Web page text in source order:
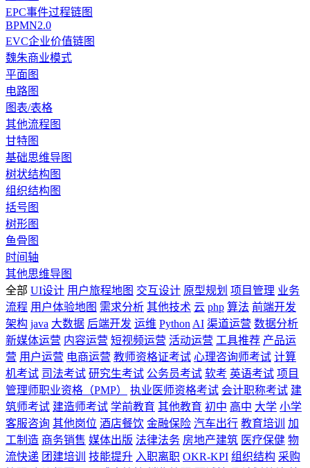
EPC事件过程链图
BPMN2.0
EVC企业价值链图
魏朱商业模式
平面图
电路图
图表/表格
其他流程图
甘特图
基础思维导图
树状结构图
组织结构图
括号图
树形图
鱼骨图
时间轴
其他思维导图
全部 UI设计 用户旅程地图 交互设计 原型规划 项目管理 业务
流程 用户体验地图 需求分析 其他技术 云 php 算法 前端开发
架构 java 大数据 后端开发 运维 Python AI 渠道运营 数据分析
新媒体运营 内容运营 短视频运营 活动运营 工具推荐 产品运
营 用户运营 电商运营 教师资格证考试 心理咨询师考试 计算
机考试 司法考试 研究生考试 公务员考试 软考 英语考试 项目
管理师职业资格（PMP）
执业医师资格考试 会计职称考试 建
筑师考试 建造师考试 学前教育 其他教育 初中 高中 大学 小学
客服咨询 其他岗位 酒店餐饮 金融保险 汽车出行 教育培训
加
工制造 商务销售 媒体出版 法律法务 房地产建筑 医疗保健 物
流快递 团建培训 技能提升 入职离职 OKR-KPI 组织结构 采购